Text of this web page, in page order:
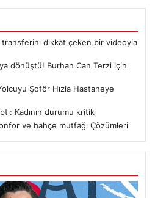
transferini dikkat çeken bir videoyla
dönüştü! Burhan Can Terzi için
Şoför Hızla Hastaneye
Kadının durumu kritik
ve bahçe mutfağı Çözümleri